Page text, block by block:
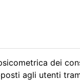
dei
agli utenti